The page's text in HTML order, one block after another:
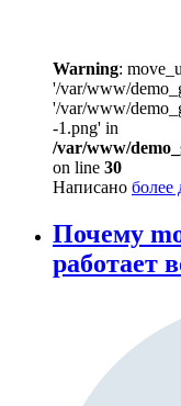
Warning:
'/var/www/
'/var/www/
-1.png' in
/var/www/
on line 30
Написано более
Почему
работает